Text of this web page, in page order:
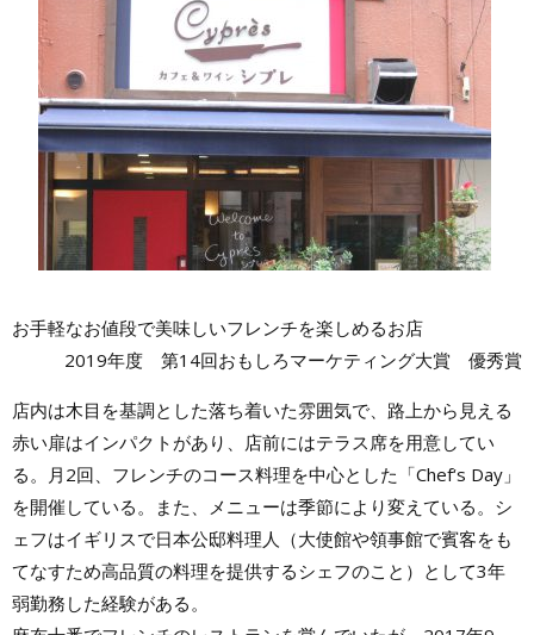
お手軽なお値段で美味しいフレンチを楽しめるお店
2019年度 第14回おもしろマーケティング大賞 優秀賞
店内は木目を基調とした落ち着いた雰囲気で、路上から見える
赤い扉はインパクトがあり、店前にはテラス席を用意してい
る。月2回、フレンチのコース料理を中心とした「Chef‘s Day」
を開催している。また、メニューは季節により変えている。シ
ェフはイギリスで日本公邸料理人（大使館や領事館で賓客をも
てなすため高品質の料理を提供するシェフのこと）として3年
弱勤務した経験がある。